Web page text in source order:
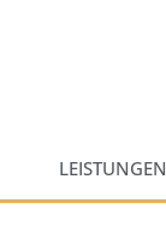
LEISTUNGEN